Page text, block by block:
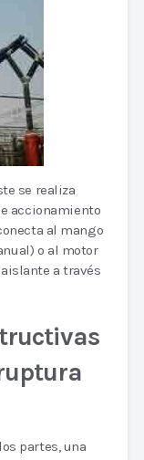
se realiza
accionamiento
al mango
o al motor
a través
partes, una